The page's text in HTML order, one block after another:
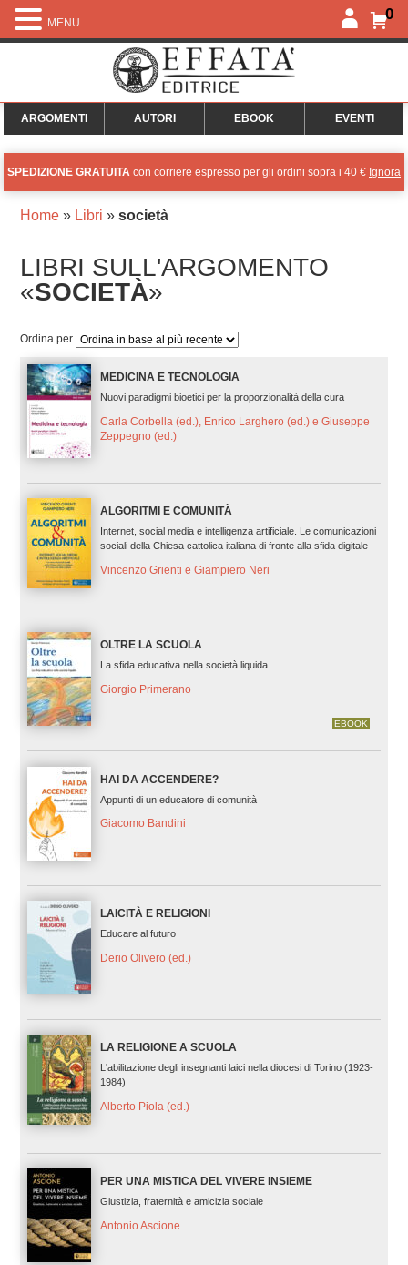
0
ARGOMENTI AUTORI EBOOK EVENTI
SPEDIZIONE GRATUITA con corriere espresso per gli ordini sopra i 40 € Ignora
Home» Libri » società
LIBRI SULL'ARGOMENTO
«SOCIETÀ»
Ordina per
MEDICINA E TECNOLOGIA
Nuovi paradigmi bioetici per la proporzionalità della cura
Carla Corbella (ed.), Enrico Larghero (ed.) e Giuseppe
Zeppegno (ed.)
ALGORITMI E COMUNITÀ
Internet, social media e intelligenza artificiale. Le comunicazioni
sociali della Chiesa cattolica italiana di fronte alla sfida digitale
Vincenzo Grienti e Giampiero Neri
OLTRE LA SCUOLA
La sfida educativa nella società liquida
Giorgio Primerano
EBOOK
HAI DA ACCENDERE?
Appunti di un educatore di comunità
Giacomo Bandini
LAICITÀ E RELIGIONI
Educare al futuro
Derio Olivero (ed.)
LA RELIGIONE A SCUOLA
L'abilitazione degli insegnanti laici nella diocesi di Torino (1923-
1984)
Alberto Piola (ed.)
PER UNA MISTICA DEL VIVERE INSIEME
Giustizia, fraternità e amicizia sociale
Antonio Ascione
MENU